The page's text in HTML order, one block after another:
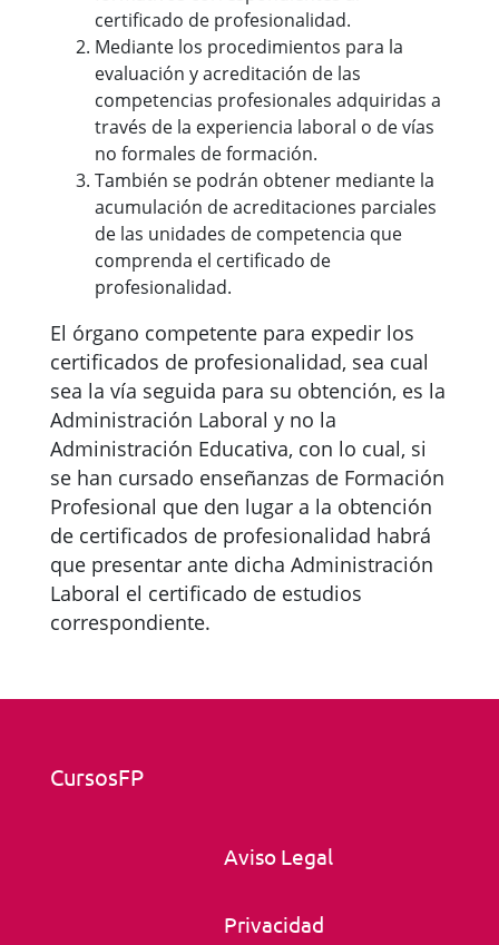
certificado de profesionalidad.
Mediante los procedimientos para la
evaluación y acreditación de las
competencias profesionales adquiridas a
través de la experiencia laboral o de vías
no formales de formación.
También se podrán obtener mediante la
acumulación de acreditaciones parciales
de las unidades de competencia que
comprenda el certificado de
profesionalidad.
El órgano competente para expedir los
certificados de profesionalidad, sea cual
sea la vía seguida para su obtención, es la
Administración Laboral y no la
Administración Educativa, con lo cual, si
se han cursado enseñanzas de Formación
Profesional que den lugar a la obtención
de certificados de profesionalidad habrá
que presentar ante dicha Administración
Laboral el certificado de estudios
correspondiente.
CursosFP
Aviso Legal
Privacidad